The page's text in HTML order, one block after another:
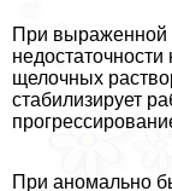
При выраженной
щелочных
стабилизирует
При аномально